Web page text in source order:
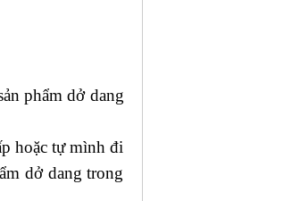
phẩm dở dang
hoặc tự mình đi
dở dang trong